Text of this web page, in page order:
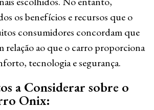
os benefícios e recursos que o
consumidores concordam que
relação ao que o carro proporciona
tecnologia e segurança.
a Considerar sobre o
Onix: